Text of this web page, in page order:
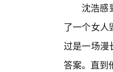
沈浩感
了一个女人
过是一场漫
答案。直到